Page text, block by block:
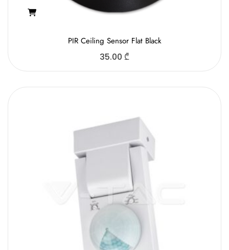
PIR Ceiling Sensor Flat Black
35.00 ₾